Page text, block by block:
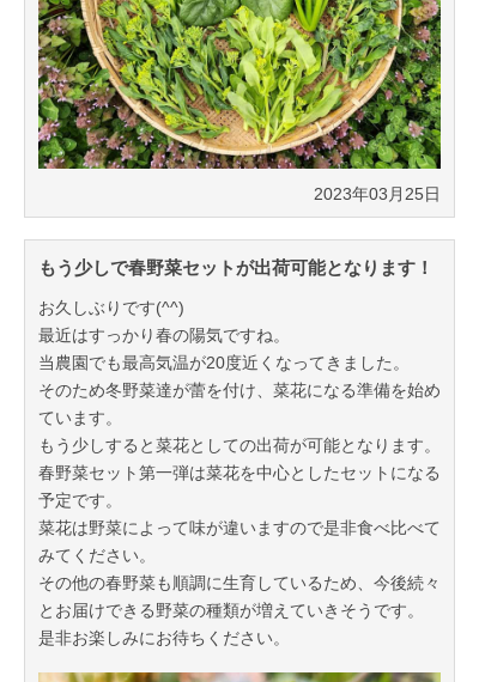
2023年03月25日
もう少しで春野菜セットが出荷可能となります！
お久しぶりです(^^)
最近はすっかり春の陽気ですね。
当農園でも最高気温が20度近くなってきました。
そのため冬野菜達が蕾を付け、菜花になる準備を始め
ています。
もう少しすると菜花としての出荷が可能となります。
春野菜セット第一弾は菜花を中心としたセットになる
予定です。
菜花は野菜によって味が違いますので是非食べ比べて
みてください。
その他の春野菜も順調に生育しているため、今後続々
とお届けできる野菜の種類が増えていきそうです。
是非お楽しみにお待ちください。